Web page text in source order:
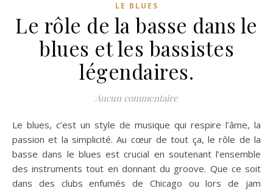
LE BLUES
Le rôle de la basse dans le
blues et les bassistes
légendaires.
Aucun commentaire
Le blues, c’est un style de musique qui respire l’âme, la
passion et la simplicité. Au cœur de tout ça, le rôle de la
basse dans le blues est crucial en soutenant l’ensemble
des instruments tout en donnant du groove. Que ce soit
dans des clubs enfumés de Chicago ou lors de jam